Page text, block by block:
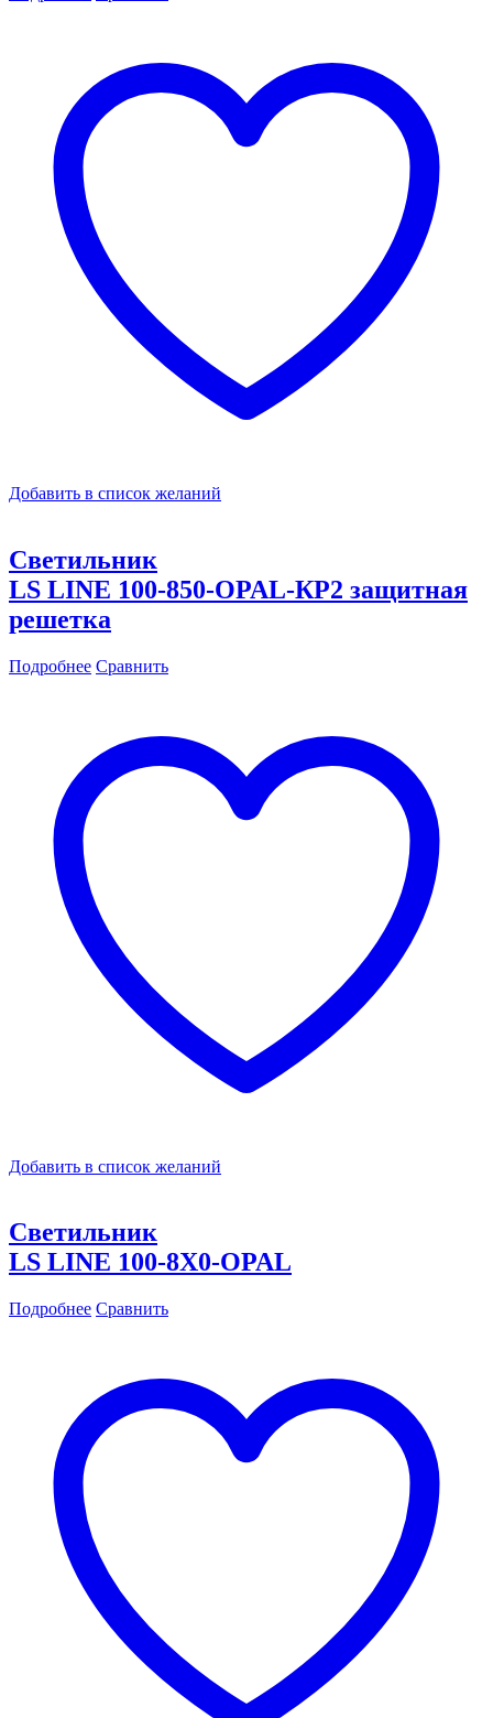
Добавить в список желаний
Светильник
LS LINE 100-850-OPAL-КР2 защитная
решетка
Подробнее Сравнить
Добавить в список желаний
Светильник
LS LINE 100-8X0-OPAL
Подробнее Сравнить